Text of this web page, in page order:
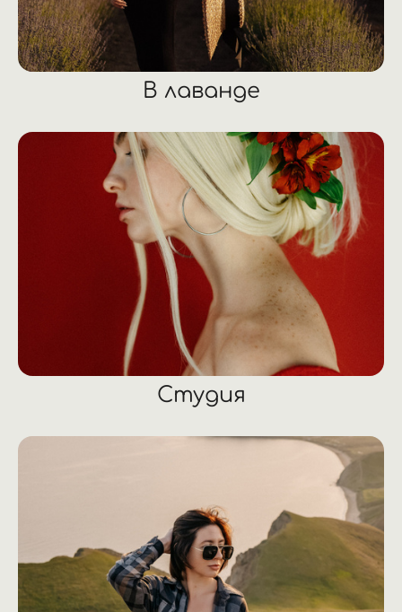
В лаванде
Студия